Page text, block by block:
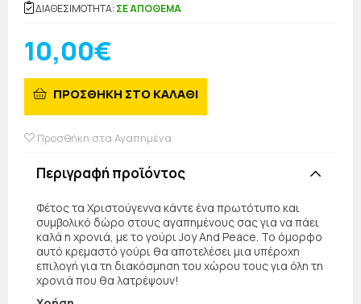
ΔΙΑΘΕΣΙΜΟΤΗΤΑ: ΣΕ ΑΠΟΘΕΜΑ
10,00€
ΠΡΟΣΘΗΚΗ ΣΤΟ ΚΑΛΑΘΙ
Προσθήκη στα Αγαπημένα
Περιγραφή προϊόντος
Φέτος τα Χριστούγεννα κάντε ένα πρωτότυπο και
συμβολικό δώρο στους αγαπημένους σας για να πάει
καλά η χρονιά, με το γούρι Joy And Peace. Το όμορφο
αυτό κρεμαστό γούρι θα αποτελέσει μια υπέροχη
επιλογή για τη διακόσμηση του χώρου τους για όλη τη
χρονιά που θα λατρέψουν!